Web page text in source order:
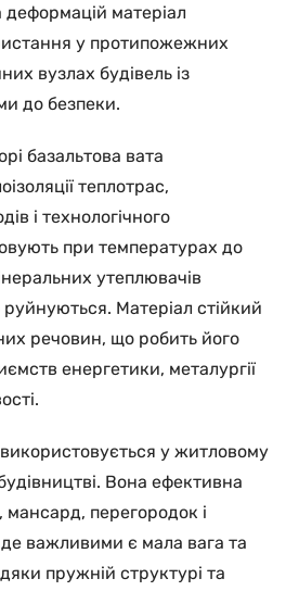
деформацій матеріал
у протипожежних
вузлах будівель із
до безпеки.
базальтова вата
теплотрас,
і технологічного
при температурах до
утеплювачів
Матеріал стійкий
речовин, що робить його
енергетики, металургії
у житловому
Вона ефективна
перегородок і
важливими є мала вага та
пружній структурі та